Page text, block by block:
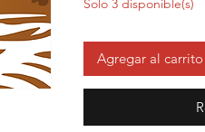
Solo 3 disponible(s)
Agregar al carrito